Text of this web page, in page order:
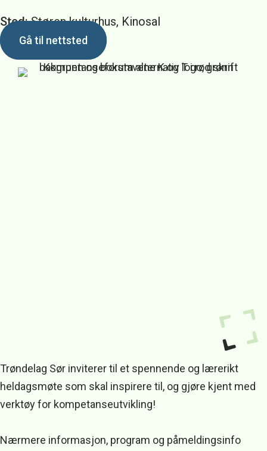
Sted:Støren kulturhus, Kinosal
Gå til nettsted
Trøndelag Sør inviterer til et spennende og lærerikt
heldagsmøte som skal inspirere til, og gjøre kjent med
verktøy for kompetanseutvikling!
Nærmere informasjon, program og påmeldingsinfo